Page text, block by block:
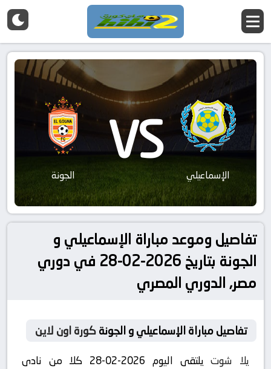
الإسماعيلي VS الجونة
تفاصيل وموعد مباراة الإسماعيلي و
الجونة بتاريخ 2026-02-28 في دوري
مصر, الدوري المصري
تفاصيل مباراة الإسماعيلي و الجونةكورة اون لاين
يلا شوت
يلتقى اليوم 2026-02-28 كلا من نادى